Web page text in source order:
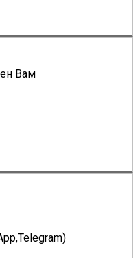
Вам